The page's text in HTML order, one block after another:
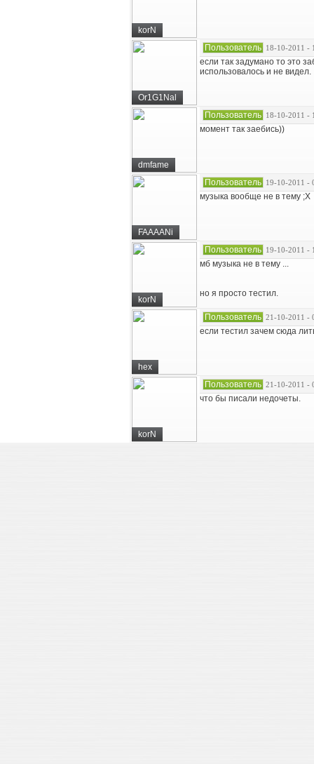
korN
Or1G1Nal
Пользователь 18-10-2011 -
если так задумано то это
использовалось и не видел.
dmfame
Пользователь 18-10-2011 -
момент так заебись))
FAAAANi
Пользователь 19-10-2011 -
музыка вообще не в тему ;X
korN
Пользователь 19-10-2011 -
мб музыка не в тему ...
но я просто тестил.
hex
Пользователь 21-10-2011 -
если тестил зачем сюда
korN
Пользователь 21-10-2011 -
что бы писали недочеты.